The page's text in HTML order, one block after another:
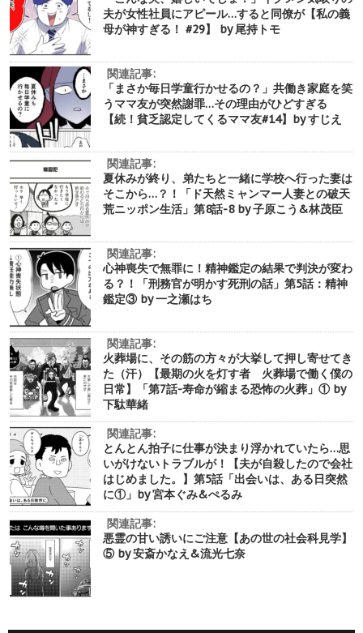
夫が女性社員にアピール…すると同僚が【私の義
母が神すぎる！ #29】 by 尾持トモ
関連記事:
「まさか毎日学童行かせるの？」共働き家庭を笑
うママ友が突然謝罪…その理由がひどすぎる
【続！貧乏認定してくるママ友#14】by すじえ
関連記事:
夏休みが終り、弟たちと一緒に学校へ行った妻は
そこから…？！「ド天然ミャンマー人妻との破天
荒ニッポン生活」第8話-8 by 子原こう&林茂臣
関連記事:
心神喪失で無罪に！精神鑑定の結果で判決が変わ
る？！「刑務官が明かす死刑の話」第5話：精神
鑑定③ by 一之瀬はち
関連記事:
火葬場に、その筋の方々が大挙して押し寄せてき
た（汗）【最期の火を灯す者 火葬場で働く僕の
日常】「第7話-寿命が縮まる恐怖の火葬」① by
下駄華緒
関連記事:
とんとん拍子に仕事が決まり浮かれていたら…思
いがけないトラブルが！【夫が自殺したので会社
はじめました。】第5話「出会いは、ある日突然
に①」by 宮本ぐみ&ぺるみ
関連記事:
悪霊の甘い誘いにご注意【あの世の社会科見学】
⑤ by 安斎かなえ&流光七奈